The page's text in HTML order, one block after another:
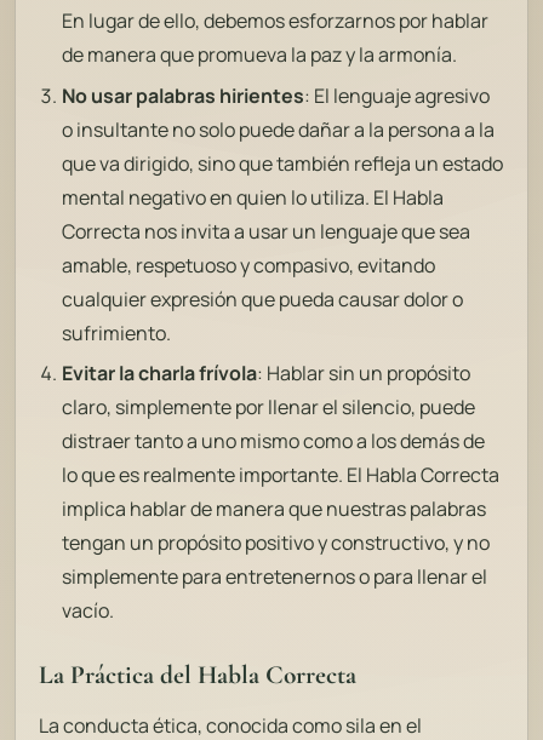
En lugar de ello, debemos esforzarnos por hablar
de manera que promueva la paz y la armonía.
No usar palabras hirientes: El lenguaje agresivo
o insultante no solo puede dañar a la persona a la
que va dirigido, sino que también refleja un estado
mental negativo en quien lo utiliza. El Habla
Correcta nos invita a usar un lenguaje que sea
amable, respetuoso y compasivo, evitando
cualquier expresión que pueda causar dolor o
sufrimiento.
Evitar la charla frívola: Hablar sin un propósito
claro, simplemente por llenar el silencio, puede
distraer tanto a uno mismo como a los demás de
lo que es realmente importante. El Habla Correcta
implica hablar de manera que nuestras palabras
tengan un propósito positivo y constructivo, y no
simplemente para entretenernos o para llenar el
vacío.
La Práctica del Habla Correcta
La conducta ética, conocida comosilaen el